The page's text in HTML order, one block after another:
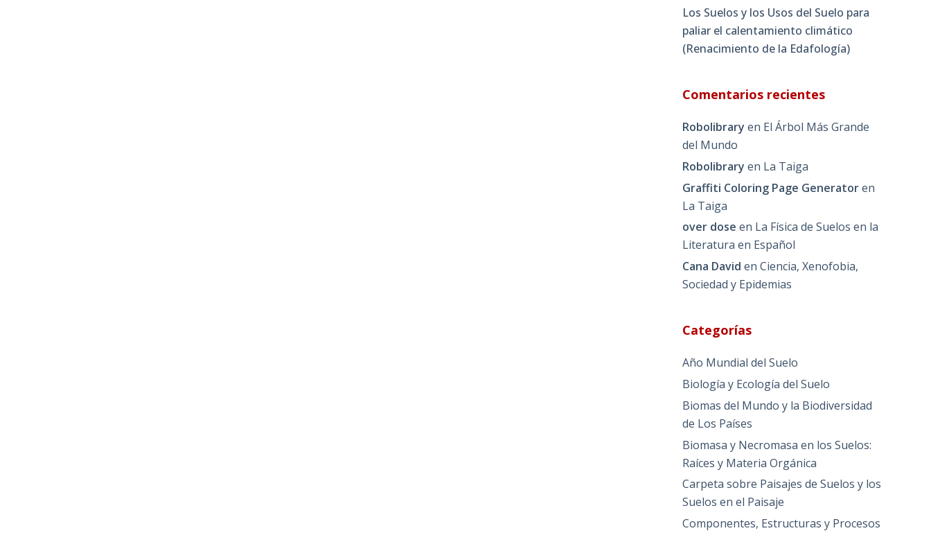
Los Suelos y los Usos del Suelo para
paliar el calentamiento climático
(Renacimiento de la Edafología)
Comentarios recientes
Robolibrary en El Árbol Más Grande
del Mundo
Robolibrary en La Taiga
Graffiti Coloring Page Generatoren
La Taiga
over dose en La Física de Suelos en la
Literatura en Español
Cana David enCiencia, Xenofobia,
Sociedad y Epidemias
Categorías
Año Mundial del Suelo
Biología y Ecología del Suelo
Biomas del Mundo y la Biodiversidad
de Los Países
Biomasa y Necromasa en los Suelos:
Raíces y Materia Orgánica
Carpeta sobre Paisajes de Suelos y los
Suelos en el Paisaje
Componentes, Estructuras y Procesos